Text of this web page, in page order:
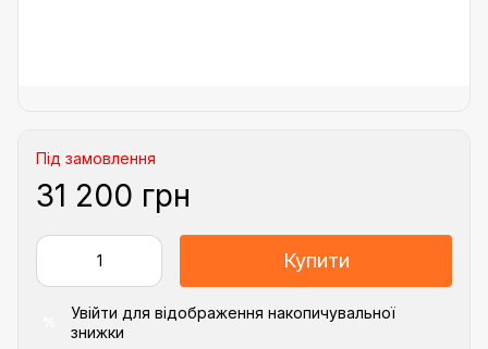
Під замовлення
31 200 грн
Купити
Увійти для відображення накопичувальної
знижки